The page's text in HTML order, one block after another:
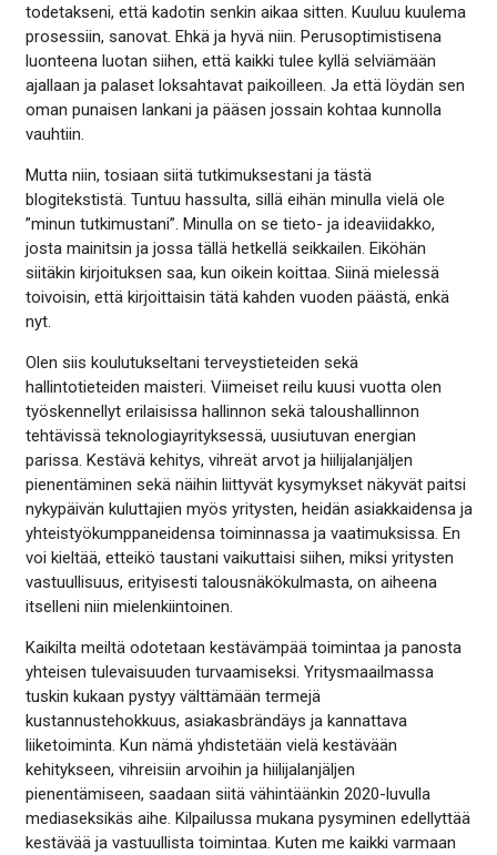
todetakseni, että kadotin senkin aikaa sitten. Kuuluu kuulema
prosessiin, sanovat. Ehkä ja hyvä niin. Perusoptimistisena
luonteena luotan siihen, että kaikki tulee kyllä selviämään
ajallaan ja palaset loksahtavat paikoilleen. Ja että löydän sen
oman punaisen lankani ja pääsen jossain kohtaa kunnolla
vauhtiin.
Mutta niin, tosiaan siitä tutkimuksestani ja tästä
blogitekstistä. Tuntuu hassulta, sillä eihän minulla vielä ole
”minun tutkimustani”. Minulla on se tieto- ja ideaviidakko,
josta mainitsin ja jossa tällä hetkellä seikkailen. Eiköhän
siitäkin kirjoituksen saa, kun oikein koittaa. Siinä mielessä
toivoisin, että kirjoittaisin tätä kahden vuoden päästä, enkä
nyt.
Olen siis koulutukseltani terveystieteiden sekä
hallintotieteiden maisteri. Viimeiset reilu kuusi vuotta olen
työskennellyt erilaisissa hallinnon sekä taloushallinnon
tehtävissä teknologiayrityksessä, uusiutuvan energian
parissa. Kestävä kehitys, vihreät arvot ja hiilijalanjäljen
pienentäminen sekä näihin liittyvät kysymykset näkyvät paitsi
nykypäivän kuluttajien myös yritysten, heidän asiakkaidensa ja
yhteistyökumppaneidensa toiminnassa ja vaatimuksissa. En
voi kieltää, etteikö taustani vaikuttaisi siihen, miksi yritysten
vastuullisuus, erityisesti talousnäkökulmasta, on aiheena
itselleni niin mielenkiintoinen.
Kaikilta meiltä odotetaan kestävämpää toimintaa ja panosta
yhteisen tulevaisuuden turvaamiseksi. Yritysmaailmassa
tuskin kukaan pystyy välttämään termejä
kustannustehokkuus, asiakasbrändäys ja kannattava
liiketoiminta. Kun nämä yhdistetään vielä kestävään
kehitykseen, vihreisiin arvoihin ja hiilijalanjäljen
pienentämiseen, saadaan siitä vähintäänkin 2020-luvulla
mediaseksikäs aihe. Kilpailussa mukana pysyminen edellyttää
kestävää ja vastuullista toimintaa. Kuten me kaikki varmaan